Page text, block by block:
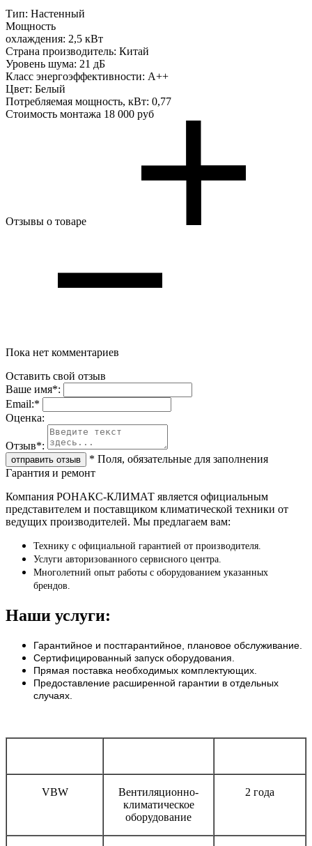
Тип: Настенный
Мощность
охлаждения: 2,5 кВт
Страна производитель: Китай
Уровень шума: 21 дБ
Класс энергоэффективности: A++
Цвет: Белый
Потребляемая мощность, кВт: 0,77
Стоимость монтажа 18 000 руб
Отзывы о товаре
Пока нет комментариев
Оставить свой отзыв
Ваше имя*:
Email:*
Oценка:
Отзыв*:
* Поля, обязательные для заполнения
Гарантия и ремонт
Компания РОНАКС-КЛИМАТ является официальным
представителем и поставщиком климатической техники от
ведущих производителей. Мы предлагаем вам:
Технику с официальной гарантией от производителя.
Услуги авторизованного сервисного центра.
Многолетний опыт работы с оборудованием указанных
брендов.
Наши услуги:
Гарантийное и постгарантийное, плановое обслуживание.
Сертифицированный запуск оборудования.
Прямая поставка необходимых комплектующих.
Предоставление расширенной гарантии в отдельных
случаях.
VBW
Вентиляционно-
климатическое
оборудование
2 года